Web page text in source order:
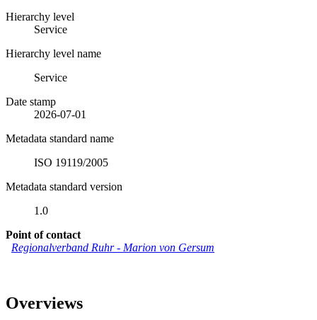
Hierarchy level
Service
Hierarchy level name
Service
Date stamp
2026-07-01
Metadata standard name
ISO 19119/2005
Metadata standard version
1.0
Point of contact
Regionalverband Ruhr- Marion von Gersum
Overviews